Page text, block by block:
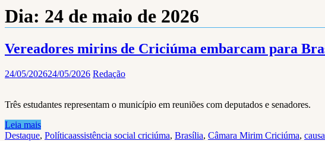
Dia: 24 de maio de 2026
Vereadores mirins de Criciúma embarcam para
24/05/202624/05/2026 Redação
Três estudantes representam o município em reuniões com deputados e senadores.
Leia mais
Destaque, Políticaassistência social criciúma, Brasília, Câmara Mirim Criciúma,